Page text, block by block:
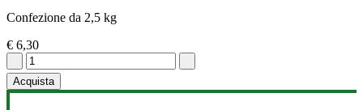
Confezione da 2,5 kg
€ 6,30
Acquista